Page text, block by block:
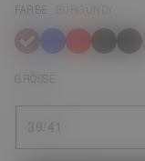
FARBE
ausgewählt
GRÖSSE
39/41